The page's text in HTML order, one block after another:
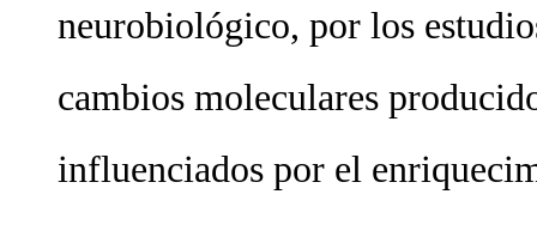
neurobiológico, por los
cambios moleculares
influenciados por el